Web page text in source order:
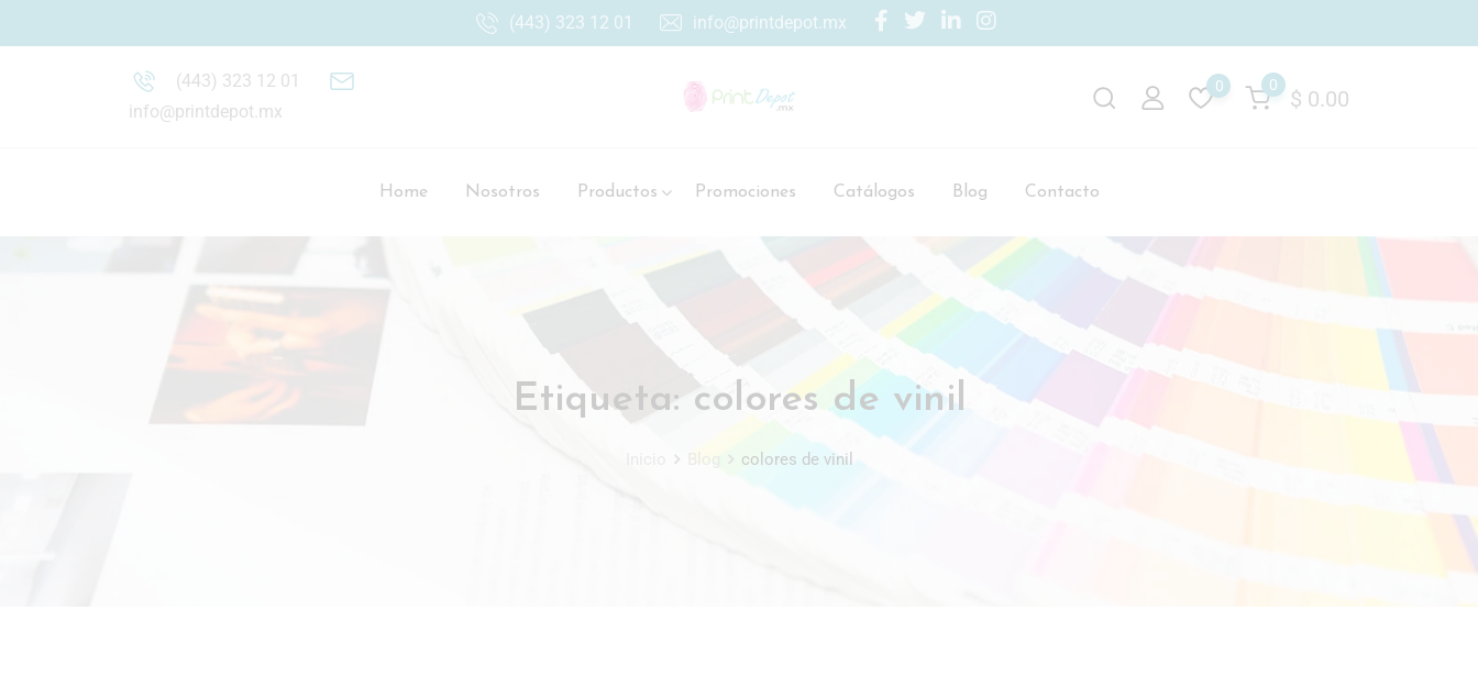
(443) 323 12 01 info@printdepot.mx
(443) 323 12 01
info@printdepot.mx
$ 0.00
0
0
Home Nosotros Productos Promociones Catálogos Blog Contacto
Etiqueta: colores de vinil
colores de vinil